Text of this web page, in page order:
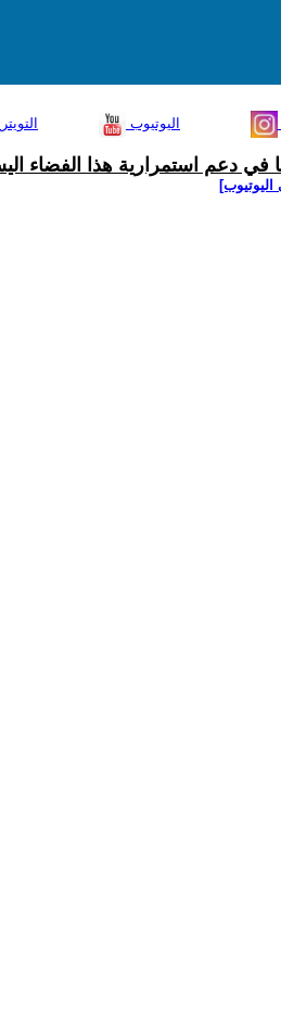
التويتر اليوتيوب
في دعم استمرارية هذا الفضاء